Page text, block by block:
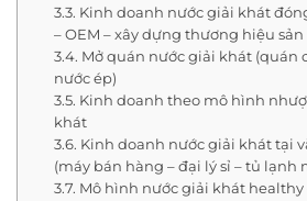
3.3. Kinh doanh nước giải khát
– OEM – xây dựng thương hiệu
3.4. Mở quán nước giải khát (quán
nước ép)
3.5. Kinh doanh theo mô hình
khát
3.6. Kinh doanh nước giải khát tại
(máy bán hàng – đại lý sỉ – tủ lạnh
3.7. Mô hình nước giải khát healthy